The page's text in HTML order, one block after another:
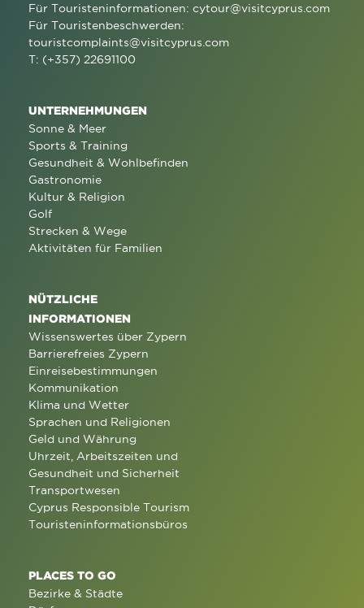
Für Touristeninformationen: cytour@visitcyprus.com
Für Touristenbeschwerden:
touristcomplaints@visitcyprus.com
T: (+357) 22691100
UNTERNEHMUNGEN
Sonne & Meer
Sports & Training
Gesundheit & Wohlbefinden
Gastronomie
Kultur & Religion
Golf
Strecken & Wege
Aktivitäten für Familien
NÜTZLICHE
INFORMATIONEN
Wissenswertes über Zypern
Barrierefreies Zypern
Einreisebestimmungen
Kommunikation
Klima und Wetter
Sprachen und Religionen
Geld und Währung
Uhrzeit, Arbeitszeiten und
Gesundheit und Sicherheit
Transportwesen
Cyprus Responsible Tourism
Touristeninformationsbüros
PLACES TO GO
Bezirke & Städte